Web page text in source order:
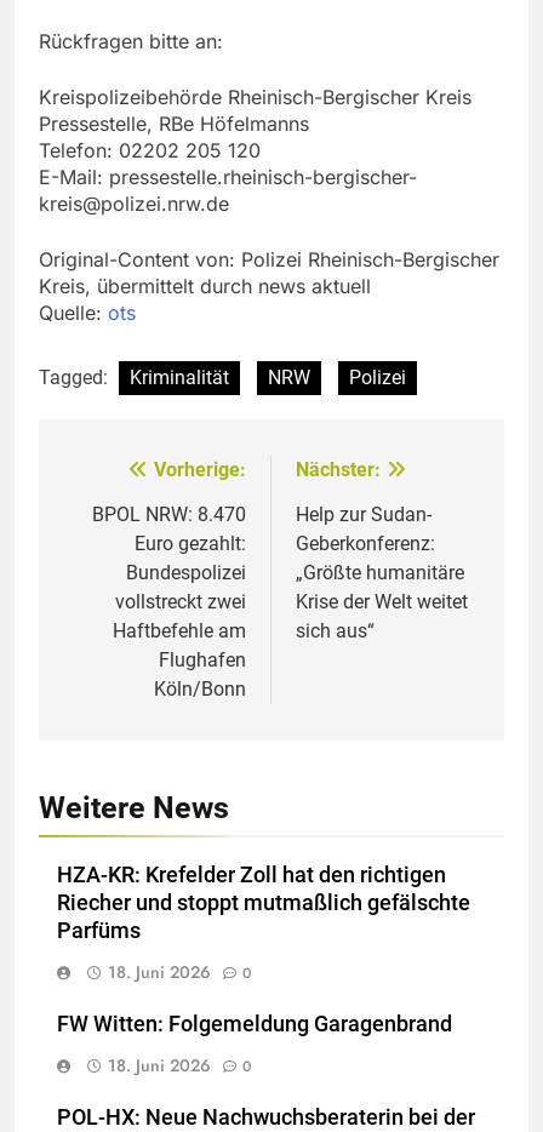
Rückfragen bitte an:
Kreispolizeibehörde Rheinisch-Bergischer Kreis
Pressestelle, RBe Höfelmanns
Telefon: 02202 205 120
E-Mail: pressestelle.rheinisch-bergischer-
kreis@polizei.nrw.de
Original-Content von: Polizei Rheinisch-Bergischer
Kreis, übermittelt durch news aktuell
Quelle: ots
Tagged: Kriminalität NRW Polizei
Beitragsnavigation
Vorherige:
BPOL NRW: 8.470
Euro gezahlt:
Bundespolizei
vollstreckt zwei
Haftbefehle am
Flughafen
Köln/Bonn
Nächster:
Help zur Sudan-
Geberkonferenz:
„Größte humanitäre
Krise der Welt weitet
sich aus“
Weitere News
HZA-KR: Krefelder Zoll hat den richtigen
Riecher und stoppt mutmaßlich gefälschte
Parfüms
18. Juni 2026
0
FW Witten: Folgemeldung Garagenbrand
18. Juni 2026
0
POL-HX: Neue Nachwuchsberaterin bei der